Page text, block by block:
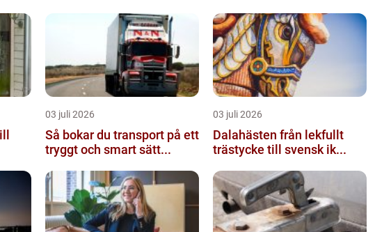
03 juli 2026
Så bokar du transport på ett
tryggt och smart sätt...
03 juli 2026
Dalahästen från lekfullt
trästycke till svensk ik...